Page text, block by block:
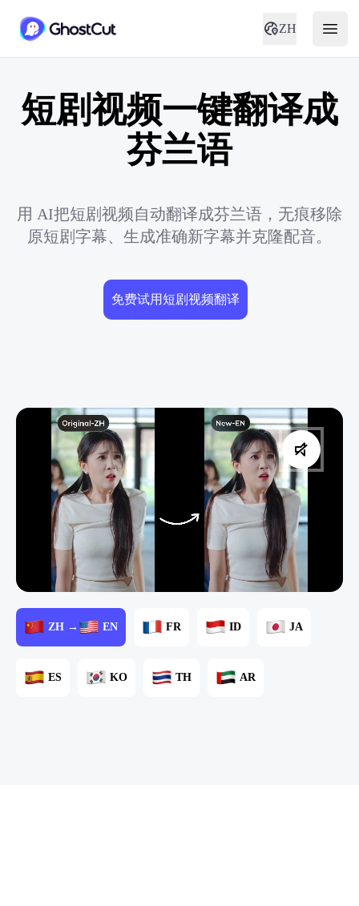
ZH
短剧视频一键翻译成
芬兰语
用 AI把短剧视频自动翻译成芬兰语，无痕移除
原短剧字幕、生成准确新字幕并克隆配音。
免费试用短剧视频翻译
ZH → EN FR ID JA
ES KO TH AR